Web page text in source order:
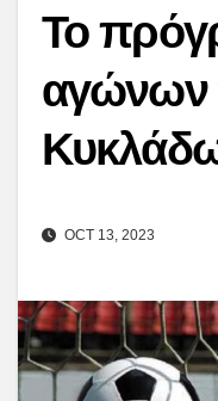
Το
αγώνων
OCT 13, 2023